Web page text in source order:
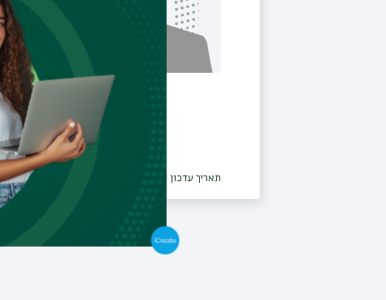
תאריך עדכון אחרון : 26/09/2024